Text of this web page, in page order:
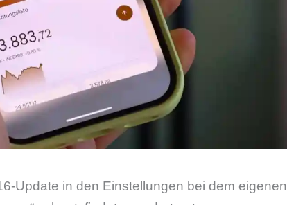
Update in den Einstellungen bei dem eigenen